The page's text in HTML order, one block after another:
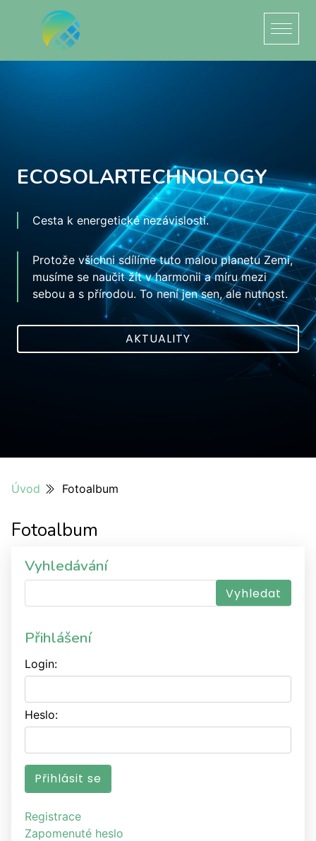
ECOSOLARTECHNOLOGY
Cesta k energetické nezávislosti.
Protože všichni sdílíme tuto malou planetu Zemi,
musíme se naučit žít v harmonii a míru mezi
sebou a s přírodou. To není jen sen, ale nutnost.
AKTUALITY
Úvod Fotoalbum
Fotoalbum
Vyhledávání
Přihlášení
Login:
Heslo:
Registrace
Zapomenuté heslo